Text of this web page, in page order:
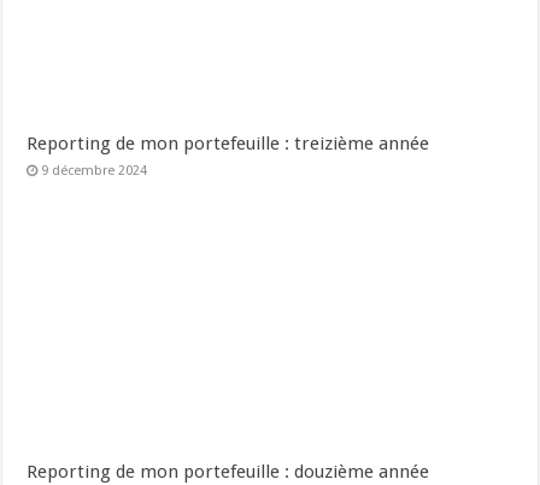
Reporting de mon portefeuille : treizième année
9 décembre 2024
Reporting de mon portefeuille : douzième année